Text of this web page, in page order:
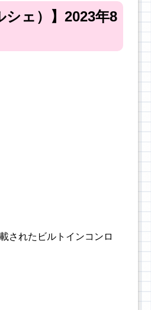
ェ）】2023年8
されたビルトインコンロ